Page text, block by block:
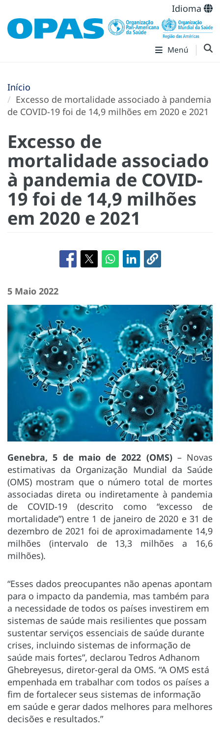
Idioma
Menú
Início
Excesso de mortalidade associado à pandemia
de COVID-19 foi de 14,9 milhões em 2020 e 2021
Excesso de
mortalidade associado
à pandemia de COVID-
19 foi de 14,9 milhões
em 2020 e 2021
5 Maio 2022
Genebra, 5 de maio de 2022 (OMS) – Novas
estimativas da Organização Mundial da Saúde
(OMS) mostram que o número total de mortes
associadas direta ou indiretamente à pandemia
de COVID-19 (descrito como “excesso de
mortalidade”) entre 1 de janeiro de 2020 e 31 de
dezembro de 2021 foi de aproximadamente 14,9
milhões (intervalo de 13,3 milhões a 16,6
milhões).
“Esses dados preocupantes não apenas apontam
para o impacto da pandemia, mas também para
a necessidade de todos os países investirem em
sistemas de saúde mais resilientes que possam
sustentar serviços essenciais de saúde durante
crises, incluindo sistemas de informação de
saúde mais fortes”, declarou Tedros Adhanom
Ghebreyesus, diretor-geral da OMS. “A OMS está
empenhada em trabalhar com todos os países a
fim de fortalecer seus sistemas de informação
em saúde e gerar dados melhores para melhores
decisões e resultados.”